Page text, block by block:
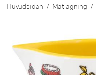
Huvudsidan Matlagning